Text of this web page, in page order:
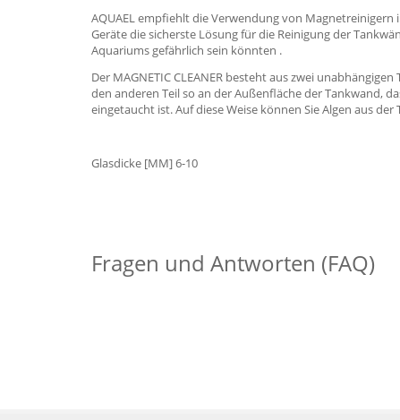
AQUAEL empfiehlt die Verwendung von
Geräte die sicherste Lösung für die Reinigung der
Aquariums gefährlich sein könnten .
Der MAGNETIC CLEANER besteht aus zwei
den anderen Teil so an der Außenfläche der Tankwand,
eingetaucht ist. Auf diese Weise können Sie Algen aus
Glasdicke [MM] 6-10
Fragen und Antworten (FAQ)